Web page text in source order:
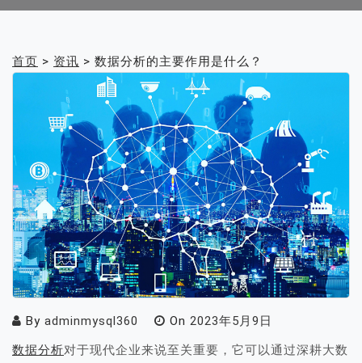
首页 > 资讯 > 数据分析的主要作用是什么？
By adminmysql360 On 2023年5月9日
数据分析对于现代企业来说至关重要，它可以通过深耕大数